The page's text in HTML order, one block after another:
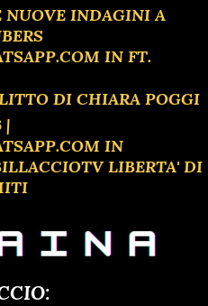
NUOVE INDAGINI A
IN FT.
DI CHIARA POGGI
|
IN
LIBERTA' DI